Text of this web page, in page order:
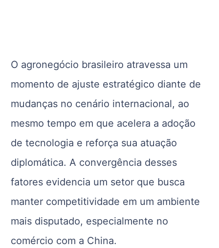
O agronegócio brasileiro atravessa um
momento de ajuste estratégico diante de
mudanças no cenário internacional, ao
mesmo tempo em que acelera a adoção
de tecnologia e reforça sua atuação
diplomática. A convergência desses
fatores evidencia um setor que busca
manter competitividade em um ambiente
mais disputado, especialmente no
comércio com a China.